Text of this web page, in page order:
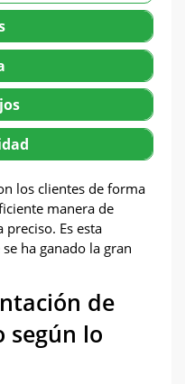
los clientes de forma
manera de
preciso. Es esta
ha ganado la gran
de
según lo